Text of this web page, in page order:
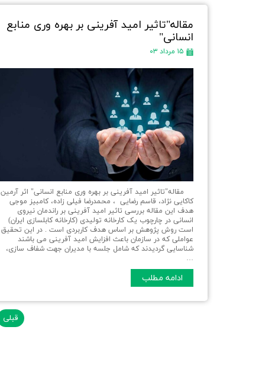
مقاله"تاثیر امید آفرینی بر بهره وری منابع
انسانی"
۱۵ مرداد ۰۳
مقاله"تاثیر امید آفرینی بر بهره وری منابع انسانی" اثر آرمین
کاکایی نژاد، قاسم رضایی ، محمدرضا فیلی زاده، کامبیز موجی
هدف این مقاله بررسی تاثیر امید آفرینی بر راندمان نیروی
انسانی در چارچوب یک کارخانه تولیدی (کارخانه کابلسازی ایران)
است روش پژوهش بر اساس هدف کاربردی است . در این تحقیق
عواملی که در سازمان باعث افزایش امید آفرینی می باشند
شناسایی گردیدند که شامل جلسه با مدیران جهت شفاف سازی،
…
ادامه مطلب
قبلی